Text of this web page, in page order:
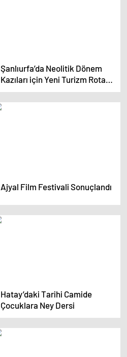
Şanlıurfa’da Neolitik Dönem
Kazıları için Yeni Turizm Rotası
Oluşturulacak
Ajyal Film Festivali Sonuçlandı
Hatay’daki Tarihi Camide
Çocuklara Ney Dersi